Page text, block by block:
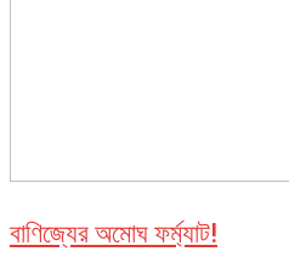
বাণিজ্যের অমোঘ ফর্ম্যাট!